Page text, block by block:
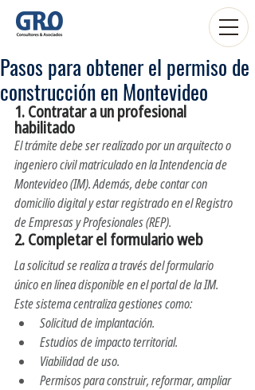
Pasos para obtener el permiso de
construcción en Montevideo
1. Contratar a un profesional
habilitado
El trámite debe ser realizado por un arquitecto o
ingeniero civil matriculado en la Intendencia de
Montevideo (IM). Además, debe contar con
domicilio digital y estar registrado en el Registro
de Empresas y Profesionales (REP).
2. Completar el formulario web
La solicitud se realiza a través del formulario
único en línea disponible en el portal de la IM.
Este sistema centraliza gestiones como:
Solicitud de implantación.
Estudios de impacto territorial.
Viabilidad de uso.
Permisos para construir, reformar, ampliar